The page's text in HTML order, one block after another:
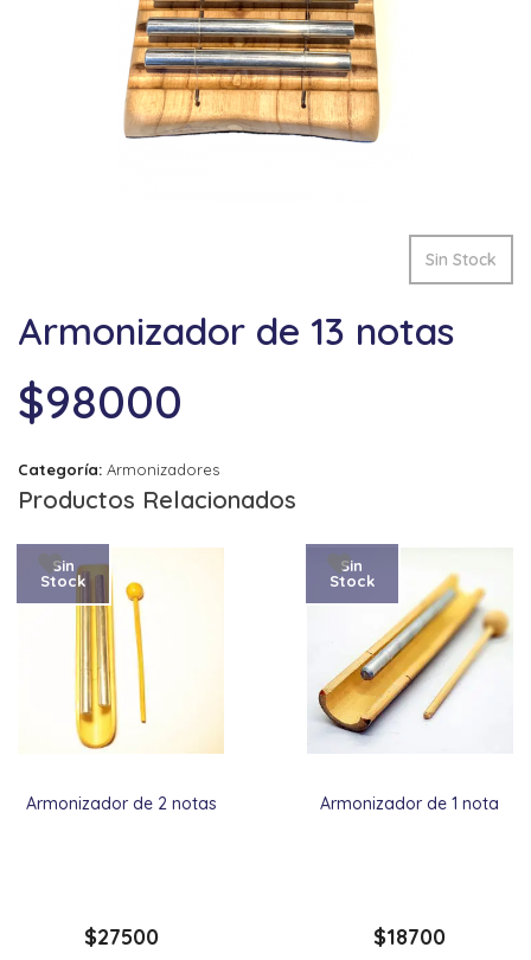
Sin Stock
Armonizador de 13 notas
$98000
Categoría: Armonizadores
Productos Relacionados
Armonizador de 2 notas
Sin
Stock
$27500
Armonizador de 1 nota
Sin
Stock
$18700